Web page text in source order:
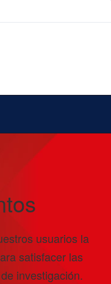
usuarios la
satisfacer las
investigación.